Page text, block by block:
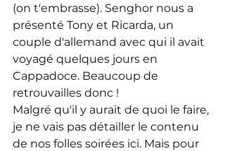
(on t'embrasse). Senghor nous a
présenté Tony et Ricarda, un
couple d'allemand avec qui il avait
voyagé quelques jours en
Cappadoce. Beaucoup de
retrouvailles donc !
Malgré qu'il y aurait de quoi le faire,
je ne vais pas détailler le contenu
de nos folles soirées ici. Mais pour